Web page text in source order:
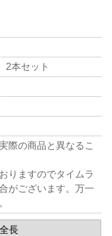
2本セット
際の商品と異なるこ
りますのでタイムラ
がございます。万一
全長